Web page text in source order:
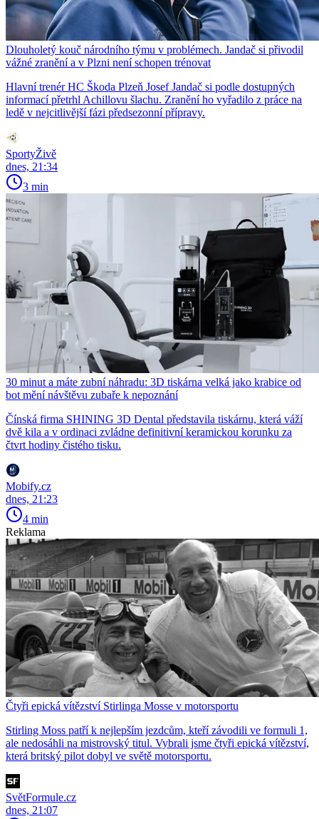
Dlouholetý kouč národního týmu v problémech. Jandač si přivodil
vážné zranění a v Plzni není schopen trénovat
Hlavní trenér HC Škoda Plzeň Josef Jandač si podle dostupných
informací přetrhl Achillovu šlachu. Zranění ho vyřadilo z práce na
ledě v nejcitlivější fázi předsezonní přípravy.
SportyŽivě
dnes, 21:34
3 min
30 minut a máte zubní náhradu: 3D tiskárna velká jako krabice od
bot mění návštěvu zubaře k nepoznání
Čínská firma SHINING 3D Dental představila tiskárnu, která váží
dvě kila a v ordinaci zvládne definitivní keramickou korunku za
čtvrt hodiny čistého tisku.
Mobify.cz
dnes, 21:23
4 min
Reklama
Čtyři epická vítězství Stirlinga Mosse v motorsportu
Stirling Moss patří k nejlepším jezdcům, kteří závodili ve formuli 1,
ale nedosáhli na mistrovský titul. Vybrali jsme čtyři epická vítězství,
která britský pilot dobyl ve světě motorsportu.
SvětFormule.cz
dnes, 21:07